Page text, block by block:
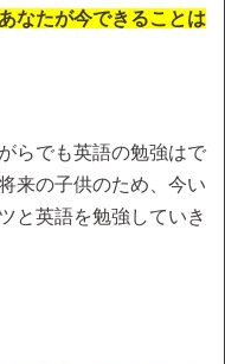
なたが今できることは
らでも英語の勉強はで
来の子供のため、今い
と英語を勉強していき